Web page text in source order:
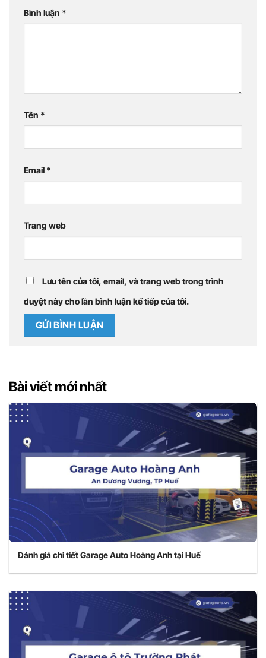
Bình luận *
Tên *
Email *
Trang web
Lưu tên của tôi, email, và trang web trong trình
duyệt này cho lần bình luận kế tiếp của tôi.
Bài viết mới nhất
Đánh giá chi tiết Garage Auto Hoàng Anh tại Huế